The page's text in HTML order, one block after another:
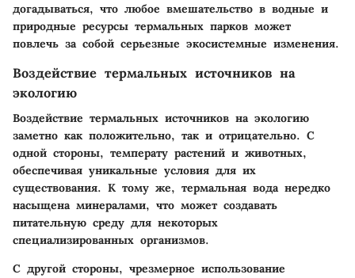
догадываться, что любое вмешательство в водные и
природные ресурсы термальных парков может
повлечь за собой серьезные экосистемные изменения.
Воздействие термальных источников на
экологию
Воздействие термальных источников на экологию
заметно как положительно, так и отрицательно. С
одной стороны, температу растений и животных,
обеспечивая уникальные условия для их
существования. К тому же, термальная вода нередко
насыщена минералами, что может создавать
питательную среду для некоторых
специализированных организмов.
С другой стороны, чрезмерное использование